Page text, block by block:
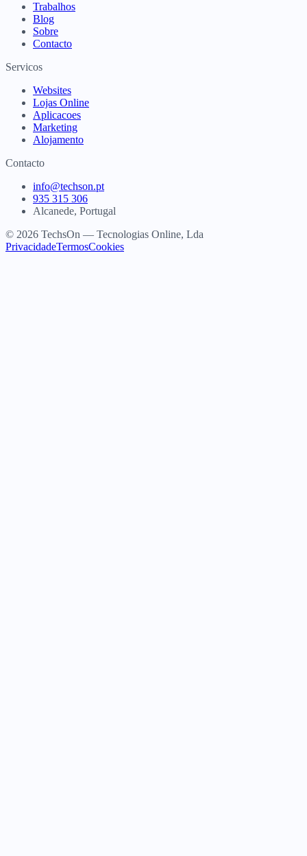
Trabalhos
Blog
Sobre
Contacto
Servicos
Websites
Lojas Online
Aplicacoes
Marketing
Alojamento
Contacto
info@techson.pt
935 315 306
Alcanede, Portugal
© 2026 TechsOn — Tecnologias Online, Lda
PrivacidadeTermosCookies